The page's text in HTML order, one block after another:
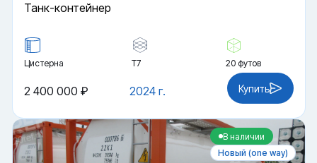
Танк-контейнер
Цистерна Т7 20 футов
2024 г.
2 400 000 ₽ Купить
В наличии
Новый (one way)